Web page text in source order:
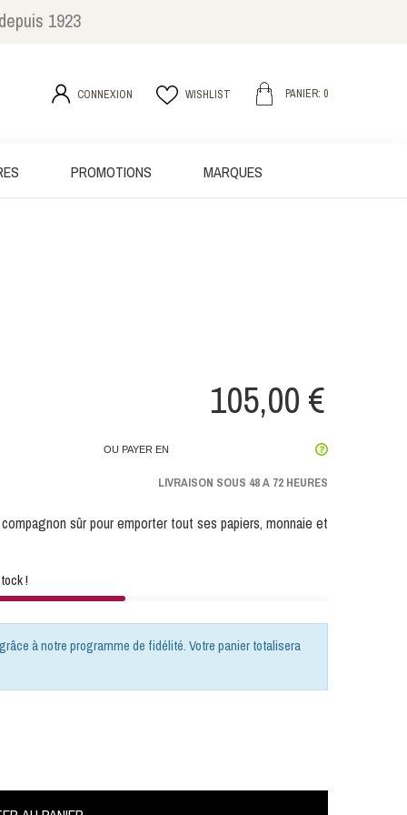
1923
CONNEXION WISHLIST PANIER: 0
PROMOTIONS MARQUES
105,00 €
OU PAYER EN
LIVRAISON SOUS 48 A 72 HEURES
sûr pour emporter tout ses papiers, monnaie et
!
à notre programme de fidélité. Votre panier totalisera